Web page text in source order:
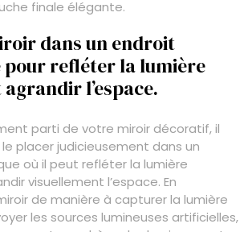
finale élégante.
dans un endroit
refléter la lumière
l’espace.
parti de votre miroir décoratif, il
placer judicieusement dans un
où il peut refléter la lumière
visuellement l’espace. En
de manière à capturer la lumière
les sources lumineuses artificielles,